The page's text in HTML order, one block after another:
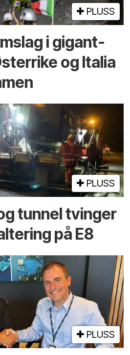
PLUSS
i gigant­
og Italia
PLUSS
tunnel tvinger
på E8
PLUSS